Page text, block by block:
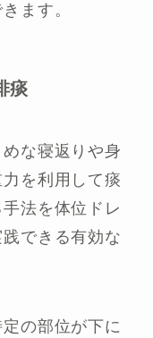
ます。
痰
な寝返りや身
を利用して痰
法を体位ドレ
できる有効な
の部位が下に